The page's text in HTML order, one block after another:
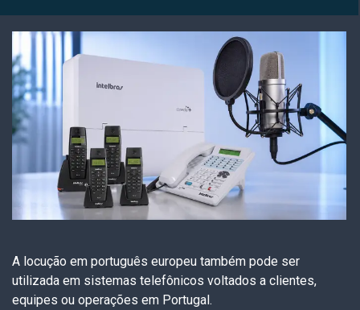
A locução em português europeu também pode ser
utilizada em sistemas telefônicos voltados a clientes,
equipes ou operações em Portugal.